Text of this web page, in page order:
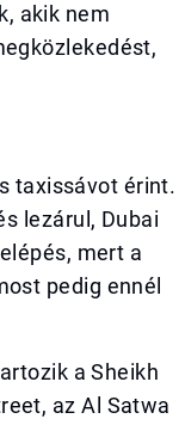
akik nem
taxissávot érint.
lezárul, Dubai
mert a
pedig ennél
a Sheikh
az Al Satwa